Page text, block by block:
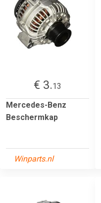
€ 3.13
Mercedes-Benz
Beschermkap
Winparts.nl